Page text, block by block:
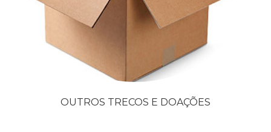
OUTROS TRECOS E DOAÇÕES